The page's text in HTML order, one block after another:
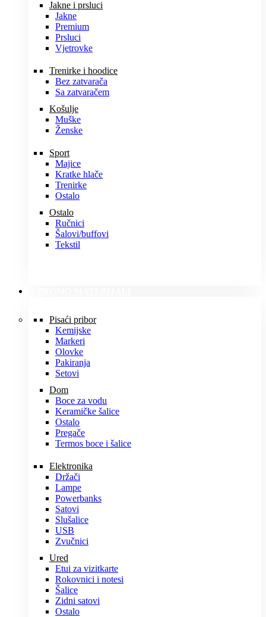
Jakne i prsluci
Jakne
Premium
Prsluci
Vjetrovke
Trenirke i hoodice
Bez zatvarača
Sa zatvaračem
Košulje
Muške
Ženske
Sport
Majice
Kratke hlače
Trenirke
Ostalo
Ostalo
Ručnici
Šalovi/buffovi
Tekstil
Pisaći pribor
Kemijske
Markeri
Olovke
Pakiranja
Setovi
Dom
Boce za vodu
Keramičke šalice
Ostalo
Pregače
Termos boce i šalice
Elektronika
Držači
Lampe
Powerbanks
Satovi
Slušalice
USB
Zvučnici
Ured
Etui za vizitkarte
Rokovnici i notesi
Šalice
Zidni satovi
Ostalo